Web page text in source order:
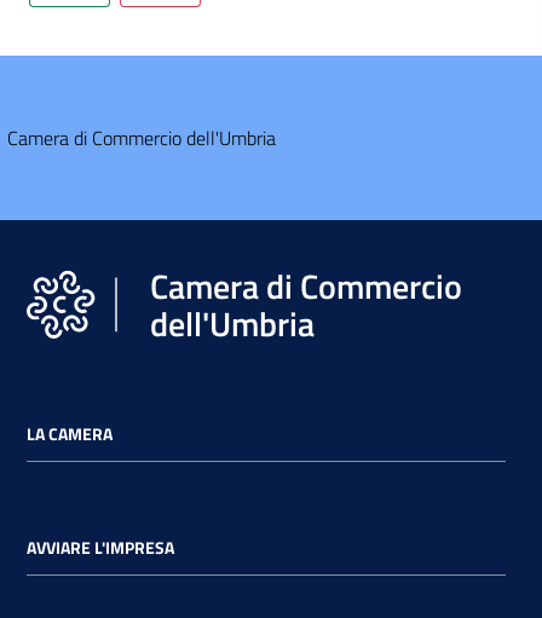
Camera di Commercio dell'Umbria
Camera di Commercio
dell'Umbria
LA CAMERA
AVVIARE L'IMPRESA